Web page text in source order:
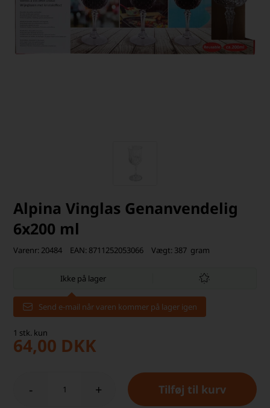
Alpina Vinglas Genanvendelig
6x200 ml
Varenr: 20484 EAN: 8711252053066 Vægt: 387 gram
Ikke på lager
Send e-mail når varen kommer på lager igen
1 stk. kun
64,00 DKK
- +